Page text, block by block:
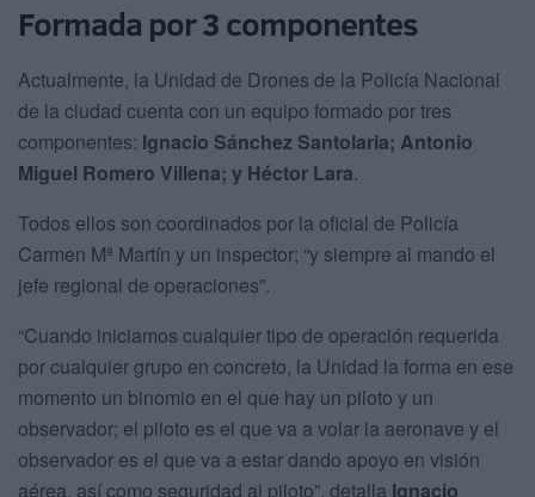
Formada por 3 componentes
Actualmente, la Unidad de Drones de la Policía Nacional
de la ciudad cuenta con un equipo formado por tres
componentes: Ignacio Sánchez Santolaria; Antonio
Miguel Romero Villena; y Héctor Lara.
Todos ellos son coordinados por la oficial de Policía
Carmen Mª Martín y un inspector; “y siempre al mando el
jefe regional de operaciones”.
“Cuando iniciamos cualquier tipo de operación requerida
por cualquier grupo en concreto, la Unidad la forma en ese
momento un binomio en el que hay un piloto y un
observador; el piloto es el que va a volar la aeronave y el
observador es el que va a estar dando apoyo en visión
aérea, así como seguridad al piloto”, detalla Ignacio